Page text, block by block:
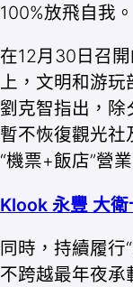
100%放飛自我。
在12月30日召
上，文明和游玩
劉克智指出，除
暫不恢復觀光社
“機票+飯店”營業
Klook 永豐 大
同時，持續履行
不跨越最年夜承